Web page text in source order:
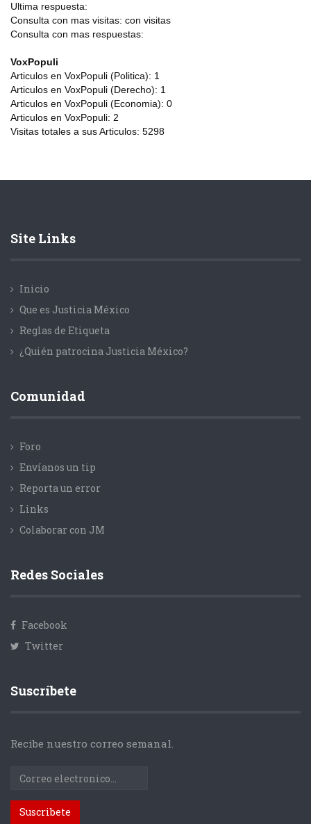
Ultima respuesta:
Consulta con mas visitas: con visitas
Consulta con mas respuestas:
VoxPopuli
Articulos en VoxPopuli (Politica): 1
Articulos en VoxPopuli (Derecho): 1
Articulos en VoxPopuli (Economia): 0
Articulos en VoxPopuli: 2
Visitas totales a sus Articulos: 5298
Site Links
Inicio
Que es Justicia México
Reglas de Etiqueta
¿Quién patrocina Justicia México?
Comunidad
Foro
Envíanos un tip
Reporta un error
Links
Colaborar con JM
Redes Sociales
Facebook
Twitter
Suscríbete
Recibe nuestro correo semanal.